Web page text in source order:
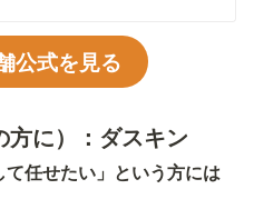
公式を見る
に）：ダスキン
て任せたい」という方には